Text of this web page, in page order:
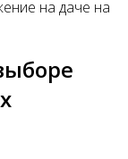
на даче на